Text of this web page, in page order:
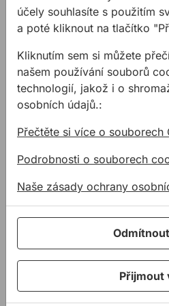
Valtec
Na stavbu skladového
dodávali materiály jako
zálivkové hmoty, pěny a
lepenou provětrávanou
množstvím izolačních fólií
Související
Polyuretanový lepicí tmel
účely souhlasíte s použitím
a poté kliknout na tlačítko
Kliknutím sem si můžete
našem používání souborů
technologií, jakož i o
osobních údajů.:
Přečtěte si více o souborech
Podrobnosti o souborech
Naše zásady ochrany
Přijmout